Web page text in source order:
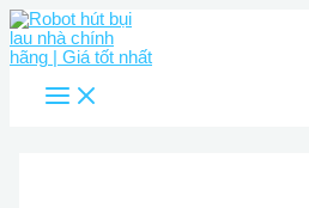
Nhảy
tới
nội
dung
Menu